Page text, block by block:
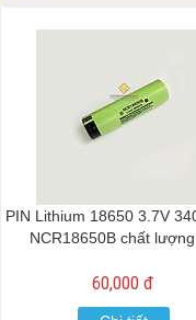
PIN Lithium 18650 3.7V
NCR18650B chất
60,000 đ